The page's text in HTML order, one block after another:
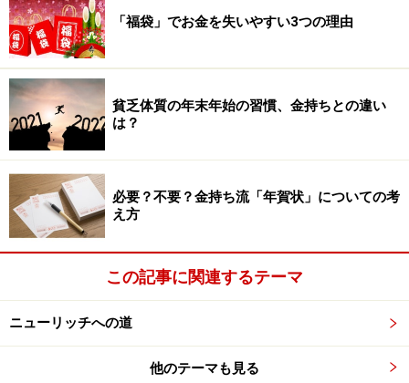
と思います。
そこで、失敗は失敗として受け入れ、原因と対策を考え
ることです。それによって教訓を抽出でき、今後似たよ
うな場面に遭遇したときの自分の関わり方を変化させる
ことができます。
たとえば「いつも似たようなダメ男に引っかかる」とい
う女性の話を耳にすることがありますが、これもスジの
悪い失敗の一例です。
そういう人は、その失敗を受け入れてないのです。だか
ら自分がなぜそういう男性を求めるのか、あるいはなぜ
そういう男性からアプローチされるのか、その原因を掘
り下げて分析しない。だから対策がない。だから自分の
行動も変わらない。だからまた同じ男性に引っかかるの
「福袋」でお金を失いやすい3つの理由
貧乏体質の年末年始の習慣、金持ちとの違い
は？
必要？不要？金持ち流「年賀状」についての考
え方
この記事に関連するテーマ
ニューリッチへの道
他のテーマも見る